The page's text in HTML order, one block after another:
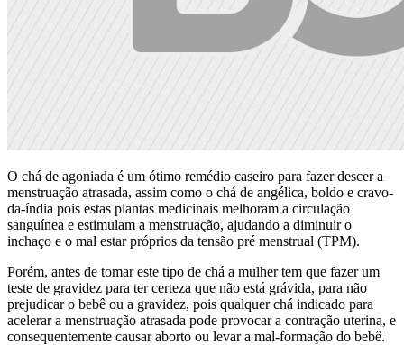
O chá de agoniada é um ótimo remédio caseiro para fazer descer a
menstruação atrasada, assim como o chá de angélica, boldo e cravo-
da-índia pois estas plantas medicinais melhoram a circulação
sanguínea e estimulam a menstruação, ajudando a diminuir o
inchaço e o mal estar próprios da tensão pré menstrual (TPM).
Porém, antes de tomar este tipo de chá a mulher tem que fazer um
teste de gravidez para ter certeza que não está grávida, para não
prejudicar o bebê ou a gravidez, pois qualquer chá indicado para
acelerar a menstruação atrasada pode provocar a contração uterina, e
consequentemente causar aborto ou levar a mal-formação do bebê.